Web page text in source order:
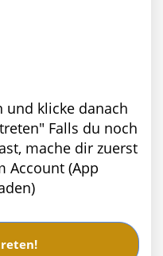
und klicke danach
Falls du noch
mache dir zuerst
Account (App